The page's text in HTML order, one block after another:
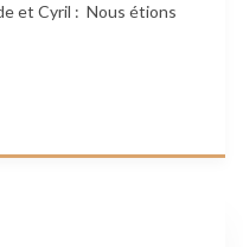
et Cyril : Nous étions